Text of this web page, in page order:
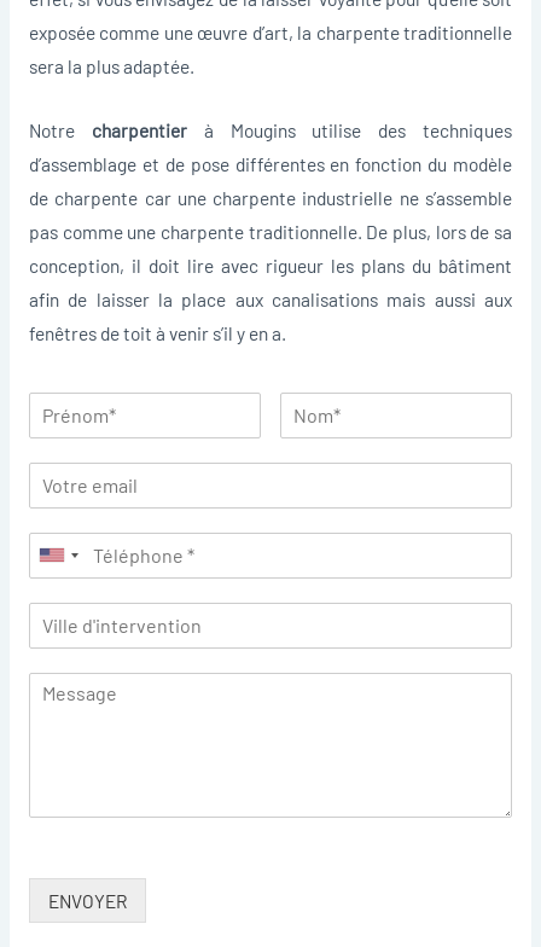
exposée comme une œuvre d’art, la charpente traditionnelle
sera la plus adaptée.
Notre charpentierà Mougins utilise des techniques
d’assemblage et de pose différentes en fonction du modèle
de charpente car une charpente industrielle ne s’assemble
pas comme une charpente traditionnelle. De plus, lors de sa
conception, il doit lire avec rigueur les plans du bâtiment
afin de laisser la place aux canalisations mais aussi aux
fenêtres de toit à venir s’il y en a.
ENVOYER